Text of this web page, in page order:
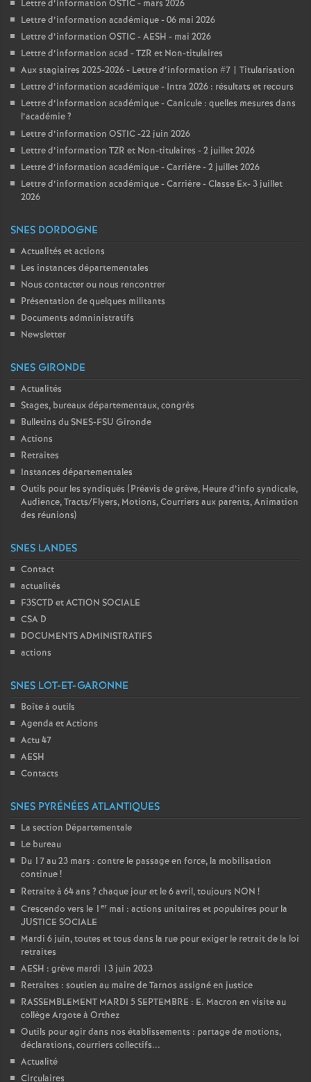
Lettre d’information OSTIC - mars 2026
Lettre d’information académique - 06 mai 2026
Lettre d’information OSTIC - AESH - mai 2026
Lettre d’information acad - TZR et Non-titulaires
Aux stagiaires 2025-2026 - Lettre d’information #7 | Titularisation
Lettre d’information académique - Intra 2026 : résultats et recours
Lettre d’information académique - Canicule : quelles mesures dans
l’académie?
Lettre d’information OSTIC -22 juin 2026
Lettre d’information TZR et Non-titulaires - 2 juillet 2026
Lettre d’information académique - Carrière - 2 juillet 2026
Lettre d’information académique - Carrière - Classe Ex- 3 juillet
2026
SNES DORDOGNE
Actualités et actions
Les instances départementales
Nous contacter ou nous rencontrer
Présentation de quelques militants
Documents admninistratifs
Newsletter
SNES GIRONDE
Actualités
Stages, bureaux départementaux, congrès
Bulletins du SNES-FSU Gironde
Actions
Retraites
Instances départementales
Outils pour les syndiqués (Préavis de grève, Heure d’info syndicale,
Audience, Tracts/Flyers, Motions, Courriers aux parents, Animation
des réunions)
SNES LANDES
Contact
actualités
F3SCTD et ACTION SOCIALE
CSA D
DOCUMENTS ADMINISTRATIFS
actions
SNES LOT-ET-GARONNE
Boîte à outils
Agenda et Actions
Actu 47
AESH
Contacts
SNES PYRÉNÉES ATLANTIQUES
La section Départementale
Le bureau
Du 17 au 23 mars : contre le passage en force, la mobilisation
continue!
Retraite à 64 ans ? chaque jour et le 6 avril, toujours NON !
Crescendo vers le 1 er mai : actions unitaires et populaires pour la
JUSTICE SOCIALE
Mardi 6 juin, toutes et tous dans la rue pour exiger le retrait de la loi
retraites
AESH : grève mardi 13 juin 2023
Retraites : soutien au maire de Tarnos assigné en justice
RASSEMBLEMENT MARDI 5 SEPTEMBRE : E. Macron en visite au
collège Argote à Orthez
Outils pour agir dans nos établissements : partage de motions,
déclarations, courriers collectifs...
Actualité
Circulaires